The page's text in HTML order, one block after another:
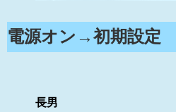
電源オン→初期設定
長男